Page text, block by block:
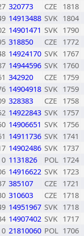
320773 CZE 1818
14913488 SVK 1804
14901471 SVK 1790
318850 CZE 1772
14924170 SVK 1767
14944596 SVK 1760
342920 CZE 1759
14904918 SVK 1759
328383 CZE 1758
14922843 SVK 1757
14906651 SVK 1756
14911736 SVK 1741
14902486 SVK 1737
0 1131826 POL 1724
14916622 SVK 1723
385107 CZE 1721
310603 CZE 1718
14951967 SVK 1718
14907402 SVK 1717
0 21810060 POL 1706